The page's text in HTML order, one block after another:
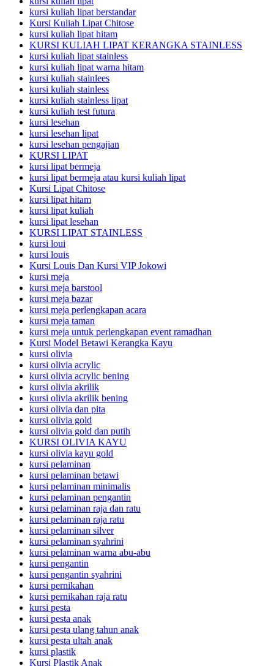
kursi kuliah lipat berstandar
Kursi Kuliah Lipat Chitose
kursi kuliah lipat hitam
KURSI KULIAH LIPAT KERANGKA STAINLESS
kursi kuliah lipat stainless
kursi kuliah lipat warna hitam
kursi kuliah stainlees
kursi kuliah stainless
kursi kuliah stainless lipat
kursi kuliah test futura
kursi lesehan
kursi lesehan lipat
kursi lesehan pengajian
KURSI LIPAT
kursi lipat bermeja
kursi lipat bermeja atau kursi kuliah lipat
Kursi Lipat Chitose
kursi lipat hitam
kursi lipat kuliah
kursi lipat lesehan
KURSI LIPAT STAINLESS
kursi loui
kursi louis
Kursi Louis Dan Kursi VIP Jokowi
kursi meja
kursi meja barstool
kursi meja bazar
kursi meja perlengkapan acara
kursi meja taman
kursi meja untuk perlengkapan event ramadhan
Kursi Model Betawi Kerangka Kayu
kursi olivia
kursi olivia acrylic
kursi olivia acrylic bening
kursi olivia akrilik
kursi olivia akrilik bening
kursi olivia dan pita
kursi olivia gold
kursi olivia gold dan putih
KURSI OLIVIA KAYU
kursi olivia kayu gold
kursi pelaminan
kursi pelaminan betawi
kursi pelaminan minimalis
kursi pelaminan pengantin
kursi pelaminan raja dan ratu
kursi pelaminan raja ratu
kursi pelaminan silver
kursi pelaminan syahrini
kursi pelaminan warna abu-abu
kursi pengantin
kursi pengantin syahrini
kursi pernikahan
kursi pernikahan raja ratu
kursi pesta
kursi pesta anak
kursi pesta ulang tahun anak
kursi pesta ultah anak
kursi plastik
Kursi Plastik Anak